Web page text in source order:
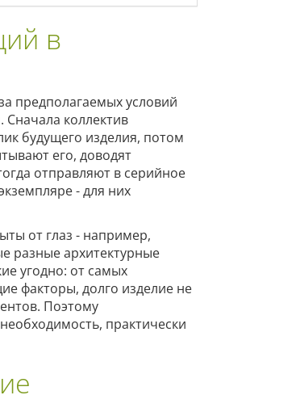
в
предполагаемых условий
. Сначала коллектив
будущего изделия, потом
его, доводят
отправляют в серийное
- для них
от глаз - например,
разные архитектурные
угодно: от самых
факторы, долго изделие не
Поэтому
практически